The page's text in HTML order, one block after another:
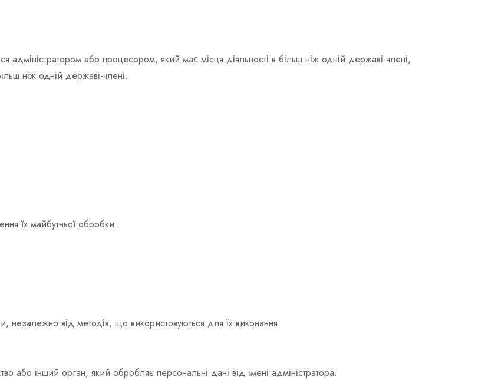
або процесором, який має місця діяльності в більш ніж одній державі-члені,
ніж одній державі-члені.
їх майбутньої обробки.
незалежно від методів, що використовуються для їх виконання.
інший орган, який обробляє персональні дані від імені адміністратора.